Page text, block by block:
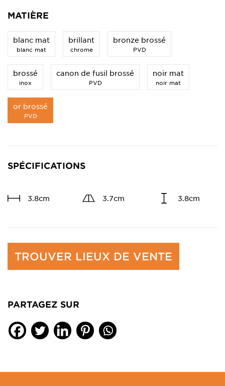
MATIÈRE
blanc mat
blanc mat
brillant
chrome
bronze brossé
PVD
brossé
inox
canon de fusil brossé
PVD
noir mat
noir mat
or brossé
PVD
SPÉCIFICATIONS
3.8cm 3.7cm 3.8cm
TROUVER LIEUX DE VENTE
PARTAGEZ SUR